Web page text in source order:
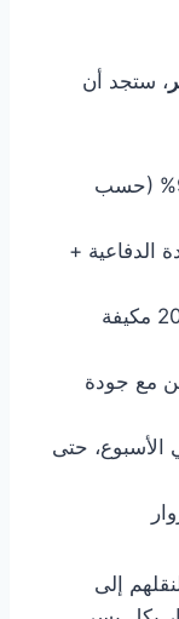
، ستجد أن
: مواعيد دقيقة بنسبة 98% (حسب
الدفاعية +
: سيارات موديل 2023-2025 مكيفة
مع جودة
7 أيام في الأسبوع، حتى
إلى